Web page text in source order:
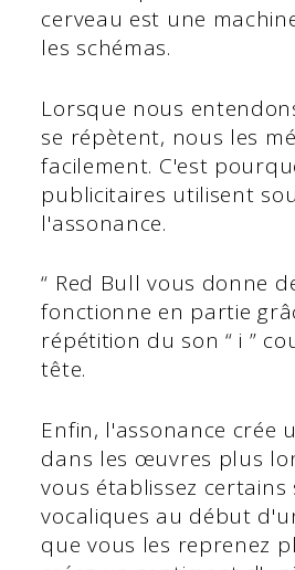
cerveau est une
les schémas.
Lorsque nous
se répètent, nous les
facilement. C'est
publicitaires utilisent
l'assonance.
“ Red Bull vous donne
fonctionne en partie
répétition du son “ i ”
tête.
Enfin, l'assonance crée
dans les œuvres plus
vous établissez certains
vocaliques au début
que vous les reprenez